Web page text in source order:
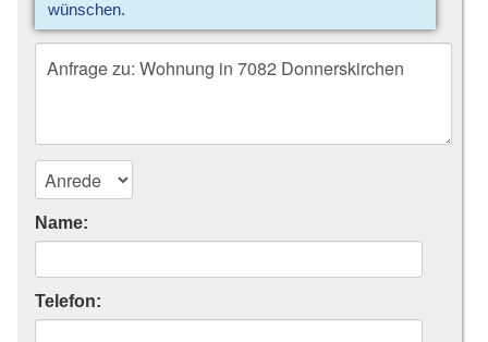
wünschen.
Name:
Telefon: